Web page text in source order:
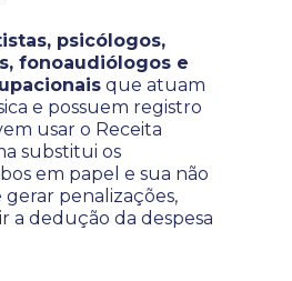
psicólogos,
fonoaudiólogos e
que atuam
e possuem registro
usar o Receita
substitui os
em papel e sua não
penalizações,
a dedução da despesa